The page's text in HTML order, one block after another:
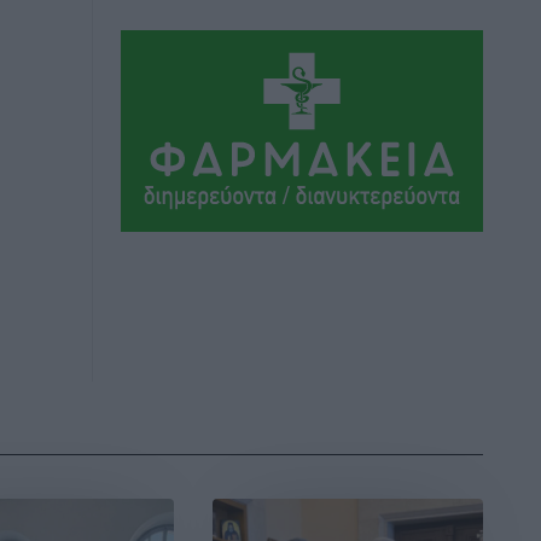
Ιάλυσος Β’: Νωρίς νωρίς μπήκαν στα
βάσανα της προετοιμασίας
πριν 7 ώρες
Εθνικός Αρχίπολης: Μεγάλο βήμα
προόδου η ίδρυση Ακαδημίας
τον Ιούλιο
Αθλητικά πριν 8 ώρες